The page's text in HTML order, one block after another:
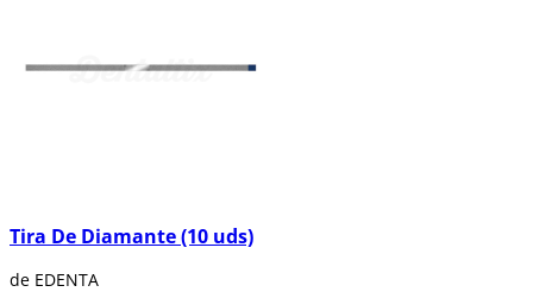
Tira De Diamante (10 uds)
de EDENTA